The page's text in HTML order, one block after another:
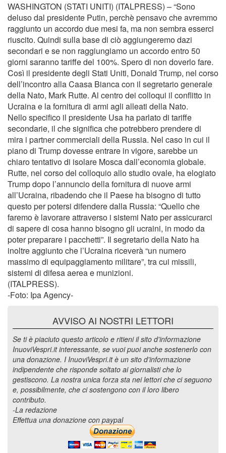
WASHINGTON (STATI UNITI) (ITALPRESS) – “Sono
deluso dal presidente Putin, perchè pensavo che avremmo
raggiunto un accordo due mesi fa, ma non sembra esserci
riuscito. Quindi sulla base di ciò aggiungeremo dazi
secondari e se non raggiungiamo un accordo entro 50
giorni saranno tariffe del 100%. Spero di non doverlo fare.
Così il presidente degli Stati Uniti, Donald Trump, nel corso
dell’incontro alla Caasa Bianca con il segretario generale
della Nato, Mark Rutte. Al centro dei colloqui il conflitto in
Ucraina e la fornitura di armi agli alleati della Nato.
Nello specifico il presidente Usa ha parlato di tariffe
secondarie, il che significa che potrebbero prendere di
mira i partner commerciali della Russia. Nel caso in cui il
piano di Trump dovesse entrare in vigore, sarebbe un
chiaro tentativo di isolare Mosca dall’economia globale.
Rutte, nel corso del colloquio allo studio ovale, ha elogiato
Trump dopo l’annuncio della fornitura di nuove armi
all’Ucraina, ribadendo che il Paese ha bisogno di tutto
questo per potersi difendere dalla Russia: “Quello che
faremo è lavorare attraverso i sistemi Nato per assicurarci
di sapere di cosa hanno bisogno gli ucraini, in modo da
poter preparare i pacchetti”. Il segretario della Nato ha
inoltre aggiunto che l’Ucraina riceverà “un numero
massimo di equipaggiamento militare”, tra cui missili,
sistemi di difesa aerea e munizioni.
(ITALPRESS).
-Foto: Ipa Agency-
AVVISO AI NOSTRI LETTORI
Se ti è piaciuto questo articolo e ritieni il sito d'informazione
InuoviVespri.it interessante, se vuoi puoi anche sostenerlo con
una donazione. I InuoviVespri.it è un sito d'informazione
indipendente che risponde soltato ai giornalisti che lo
gestiscono. La nostra unica forza sta nei lettori che ci seguono
e, possibilmente, che ci sostengono con il loro libero
contributo.
-La redazione
Effettua una donazione con paypal